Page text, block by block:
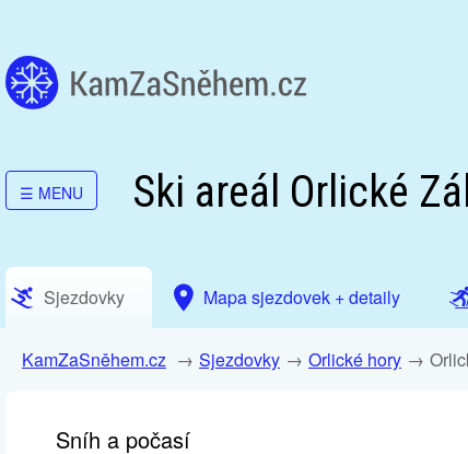
☰ MENU Ski areál Orlické
Sjezdovky Mapa sjezdovek + detaily
KamZaSněhem.cz Sjezdovky Orlické hory
Sníh a počasí